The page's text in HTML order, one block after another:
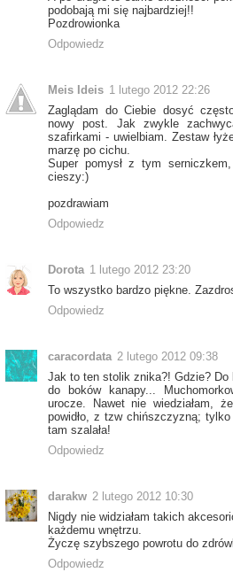
podobają mi się najbardziej!!
Pozdrowionka
Odpowiedz
Meis Ideis 1 lutego 2012 22:26
Zaglądam do Ciebie dosyć
nowy post. Jak zwykle
szafirkami - uwielbiam. Zestaw
marzę po cichu.
Super pomysł z tym
cieszy:)
pozdrawiam
Odpowiedz
Dorota 1 lutego 2012 23:20
To wszystko bardzo piękne.
Odpowiedz
caracordata 2 lutego 2012 09:38
Jak to ten stolik znika?! Gdzie?
do boków kanapy...
urocze. Nawet nie wiedziałam,
powidło, z tzw chińszczyzną;
tam szalała!
Odpowiedz
darakw 2 lutego 2012 10:30
Nigdy nie widziałam takich
każdemu wnętrzu.
Życzę szybszego powrotu do
Odpowiedz